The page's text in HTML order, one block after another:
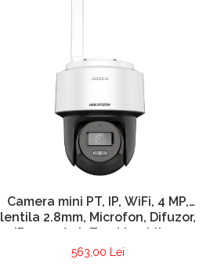
Camera mini PT, IP, WiFi, 4 MP,
lentila 2.8mm, Microfon, Difuzor,
IR 30m, AutoTracking Lite –
Hikvision DS-2DE2C400IWG-W-
563,00 Lei